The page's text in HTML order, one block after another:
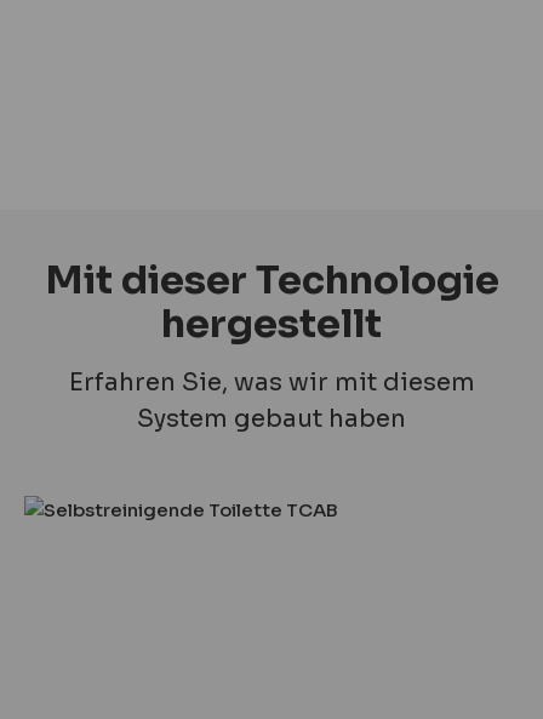
Mit dieser Technologie
hergestellt
Erfahren Sie, was wir mit diesem
System gebaut haben